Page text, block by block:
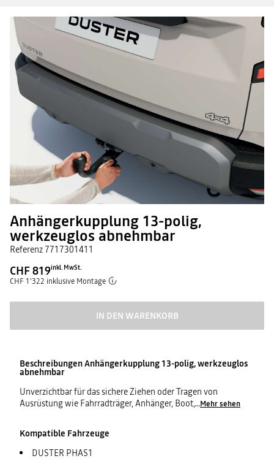
Anhängerkupplung 13-polig,
werkzeuglos abnehmbar
Referenz7717301411
CHF 819inkl. MwSt.
CHF 1'322 inklusive Montage
IN DEN WARENKORB
BeschreibungenAnhängerkupplung 13-polig, werkzeuglos
abnehmbar
Unverzichtbar für das sichere Ziehen oder Tragen von
Ausrüstung wie Fahrradträger, Anhänger, Boot,...Mehr sehen
Kompatible Fahrzeuge
DUSTER PHAS1